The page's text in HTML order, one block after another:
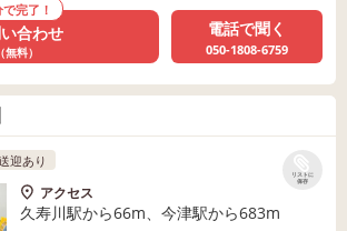
で完了！
合わせ
（無料）
電話で聞く
050-1808-6759
リストに
保存
迎あり
アクセス
久寿川駅から66m、今津駅から683m